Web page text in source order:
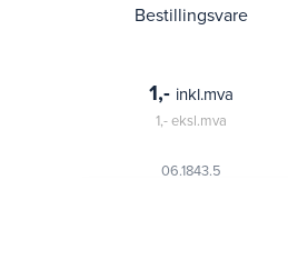
Bestillingsvare
06.1843.5
1,- inkl.mva
1,-eksl.mva